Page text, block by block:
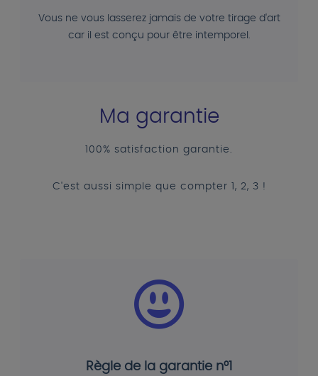
Vous ne vous lasserez jamais de votre tirage d'art
car il est conçu pour être intemporel.
Ma garantie
100% satisfaction garantie.
C'est aussi simple que compter 1, 2, 3 !
Règle de la garantie n°1